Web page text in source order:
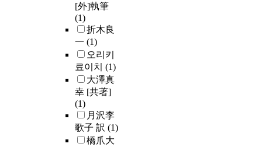
[外]執筆
(1)
折木良
一 (1)
오리키
료이치 (1)
大澤真
幸 [共著]
(1)
月沢李
歌子 訳 (1)
橋爪大